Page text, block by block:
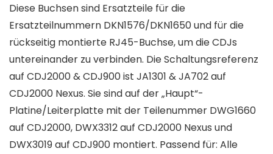
Diese Buchsen sind Ersatzteile für die
Ersatzteilnummern DKN1576/DKN1650 und für die
rückseitig montierte RJ45-Buchse, um die CDJs
untereinander zu verbinden. Die Schaltungsreferenz
auf CDJ2000 & CDJ900 ist JA1301 & JA702 auf
CDJ2000 Nexus. Sie sind auf der „Haupt“-
Platine/Leiterplatte mit der Teilenummer DWG1660
auf CDJ2000, DWX3312 auf CDJ2000 Nexus und
DWX3019 auf CDJ900 montiert. Passend für: Alle